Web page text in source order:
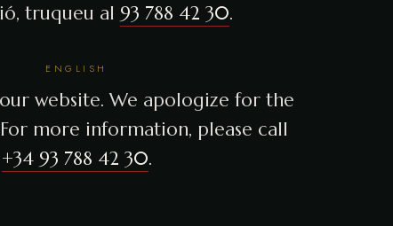
truqueu al 93 788 42 30.
ENGLISH
website. We apologize for the
more information, please call
+34 93 788 42 30.